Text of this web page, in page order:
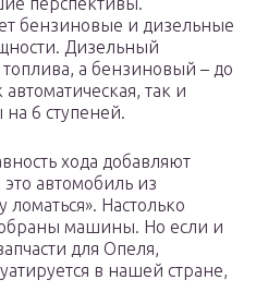
бензиновые и дизельные
Дизельный
а бензиновый – до
так и
на 6 ступеней.
хода добавляют
автомобиль из
ломаться». Настолько
машины. Но если и
для Опеля,
в нашей стране,